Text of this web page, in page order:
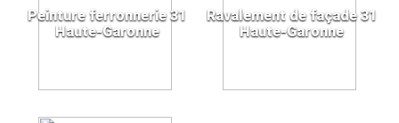
Peinture ferronnerie 31
Haute-Garonne
Ravalement de façade 31
Haute-Garonne